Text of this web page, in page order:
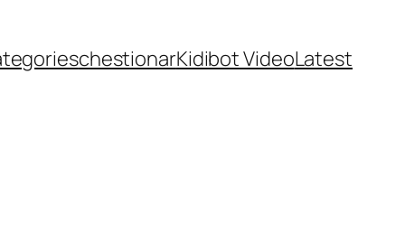
chestionarKidibot VideoLatest